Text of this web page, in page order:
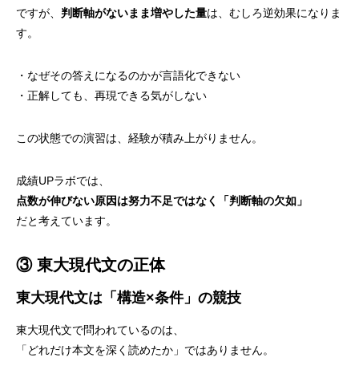
ですが、 判断軸がないまま増やした量は、むしろ逆効果になりま
す。
・なぜその答えになるのかが言語化できない
・正解しても、再現できる気がしない
この状態での演習は、経験が積み上がりません。
成績UPラボでは、
点数が伸びない原因は努力不足ではなく「判断軸の欠如」
だと考えています。
③ 東大現代文の正体
東大現代文は「構造×条件」の競技
東大現代文で問われているのは、
「どれだけ本文を深く読めたか」ではありません。